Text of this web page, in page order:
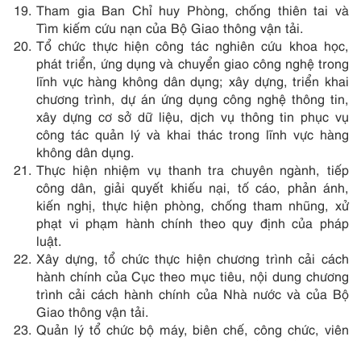
Tham gia Ban Chỉ huy Phòng, chống thiên tai và
Tìm kiếm cứu nạn của Bộ Giao thông vận tải.
Tổ chức thực hiện công tác nghiên cứu khoa học,
phát triển, ứng dụng và chuyển giao công nghệ trong
lĩnh vực hàng không dân dụng; xây dựng, triển khai
chương trình, dự án ứng dụng công nghệ thông tin,
xây dựng cơ sở dữ liệu, dịch vụ thông tin phục vụ
công tác quản lý và khai thác trong lĩnh vực hàng
không dân dụng.
Thực hiện nhiệm vụ thanh tra chuyên ngành, tiếp
công dân, giải quyết khiếu nại, tố cáo, phản ánh,
kiến nghị, thực hiện phòng, chống tham nhũng, xử
phạt vi phạm hành chính theo quy định của pháp
luật.
Xây dựng, tổ chức thực hiện chương trình cải cách
hành chính của Cục theo mục tiêu, nội dung chương
trình cải cách hành chính của Nhà nước và của Bộ
Giao thông vận tải.
Quản lý tổ chức bộ máy, biên chế, công chức, viên